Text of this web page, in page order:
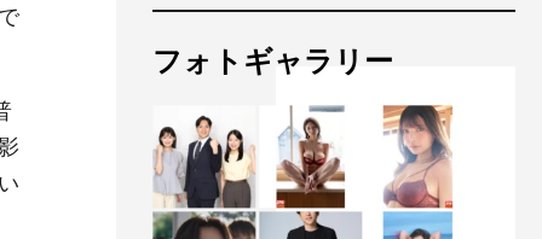
フォトギャラリー